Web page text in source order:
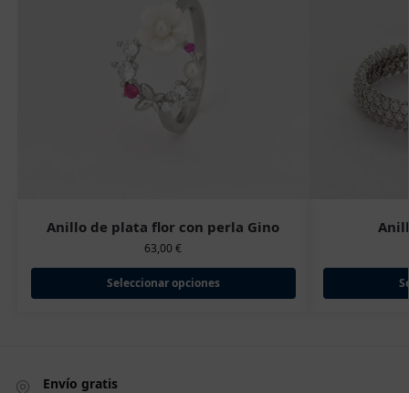
Anillo de plata flor con perla Gino
63,00€
Seleccionar opciones
Envío gratis